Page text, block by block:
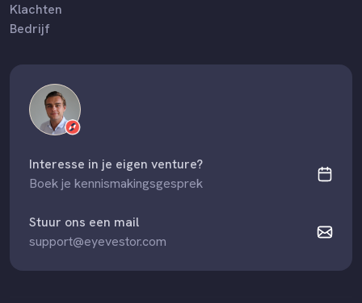
Klachten
Bedrijf
Interesse in je eigen venture?
Boek je kennismakingsgesprek
Stuur ons een mail
support@eyevestor.com